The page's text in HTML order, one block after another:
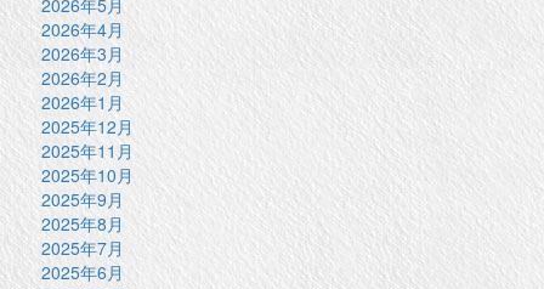
2026年4月
2026年3月
2026年2月
2026年1月
2025年12月
2025年11月
2025年10月
2025年9月
2025年8月
2025年7月
2025年6月